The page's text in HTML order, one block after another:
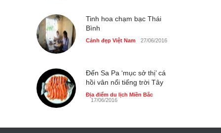
Tinh hoa chạm bạc Thái
Bình
Cảnh đẹp Việt Nam 27/06/2016
Đến Sa Pa ‘mục sở thị’ cá
hồi vân nổi tiếng trời Tây
Địa điểm du lịch Miền Bắc
17/06/2016